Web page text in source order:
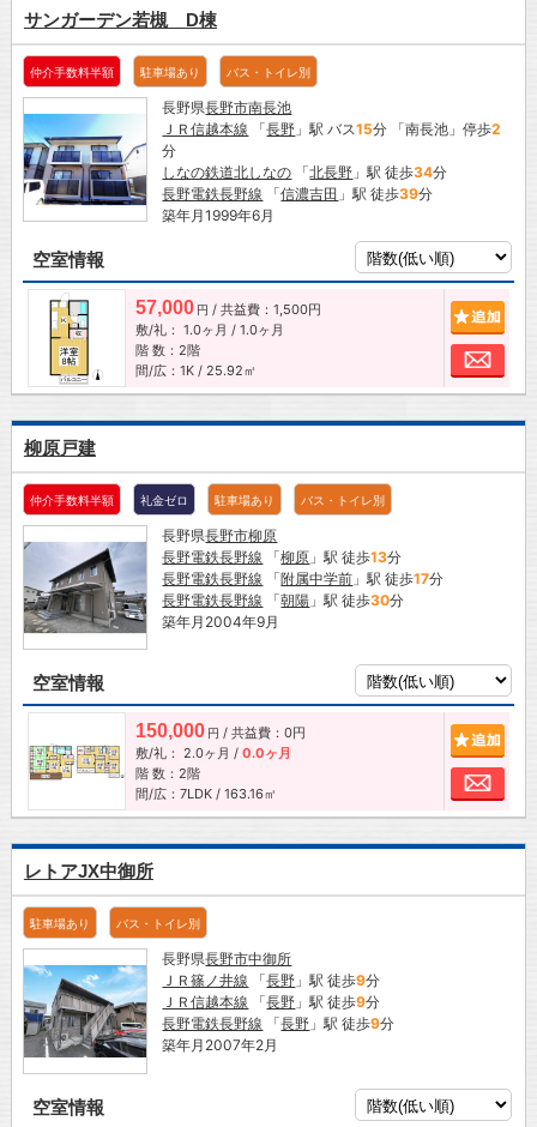
サンガーデン若槻 D棟
仲介手数料半額 駐車場あり バス・トイレ別
長野県長野市南長池
ＪＲ信越本線 「長野 」駅 バス15分 「南長池」停歩2
分
しなの鉄道北しなの 「北長野 」駅 徒歩34分
長野電鉄長野線 「信濃吉田 」駅 徒歩39分
築年月1999年6月
空室情報
57,000 円 / 共益費：1,500円
敷/礼： 1.0ヶ月 / 1.0ヶ月
階 数：2階
間/広：1K / 25.92㎡
お
柳原戸建
仲介手数料半額 礼金ゼロ 駐車場あり バス・トイレ別
長野県長野市柳原
長野電鉄長野線 「柳原 」駅 徒歩13分
長野電鉄長野線 「附属中学前 」駅 徒歩17分
長野電鉄長野線 「朝陽 」駅 徒歩30分
築年月2004年9月
空室情報
150,000 円 / 共益費：0円
敷/礼： 2.0ヶ月 / 0.0ヶ月
階 数：2階
間/広：7LDK / 163.16㎡
お
レトアJX中御所
駐車場あり バス・トイレ別
長野県長野市中御所
ＪＲ篠ノ井線 「長野 」駅 徒歩9分
ＪＲ信越本線 「長野 」駅 徒歩9分
長野電鉄長野線 「長野 」駅 徒歩9分
築年月2007年2月
空室情報